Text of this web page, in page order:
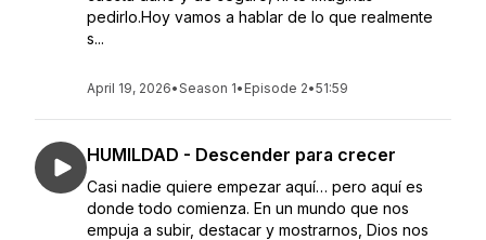
pedirlo.Hoy vamos a hablar de lo que realmente
s...
April 19, 2026•Season 1• Episode 2•51:59
HUMILDAD - Descender para crecer
Casi nadie quiere empezar aquí… pero aquí es
donde todo comienza. En un mundo que nos
empuja a subir, destacar y mostrarnos, Dios nos